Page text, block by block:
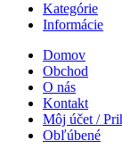
Kategórie
Informácie
Domov
Obchod
O nás
Kontakt
Môj účet /
Obľúbené